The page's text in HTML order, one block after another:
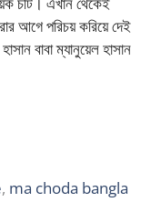
আগে পরিচয় করিয়ে দেই
বাবা ম্যানুয়েল হাসান
, ma choda bangla